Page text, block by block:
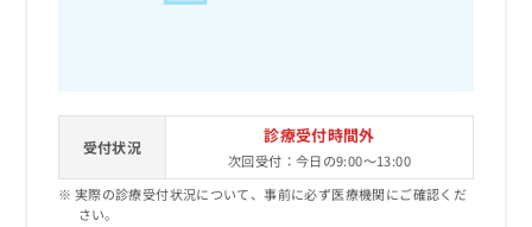
受付状況
診療受付時間外
次回受付：今日の9:00～13:00
実際の診療受付状況について、事前に必ず医療機関にご確認くだ
さい。